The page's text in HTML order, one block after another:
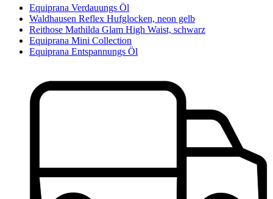
Equiprana Verdauungs Öl
Waldhausen Reflex Hufglocken, neon gelb
Reithose Mathilda Glam High Waist, schwarz
Equiprana Mini Collection
Equiprana Entspannungs Öl